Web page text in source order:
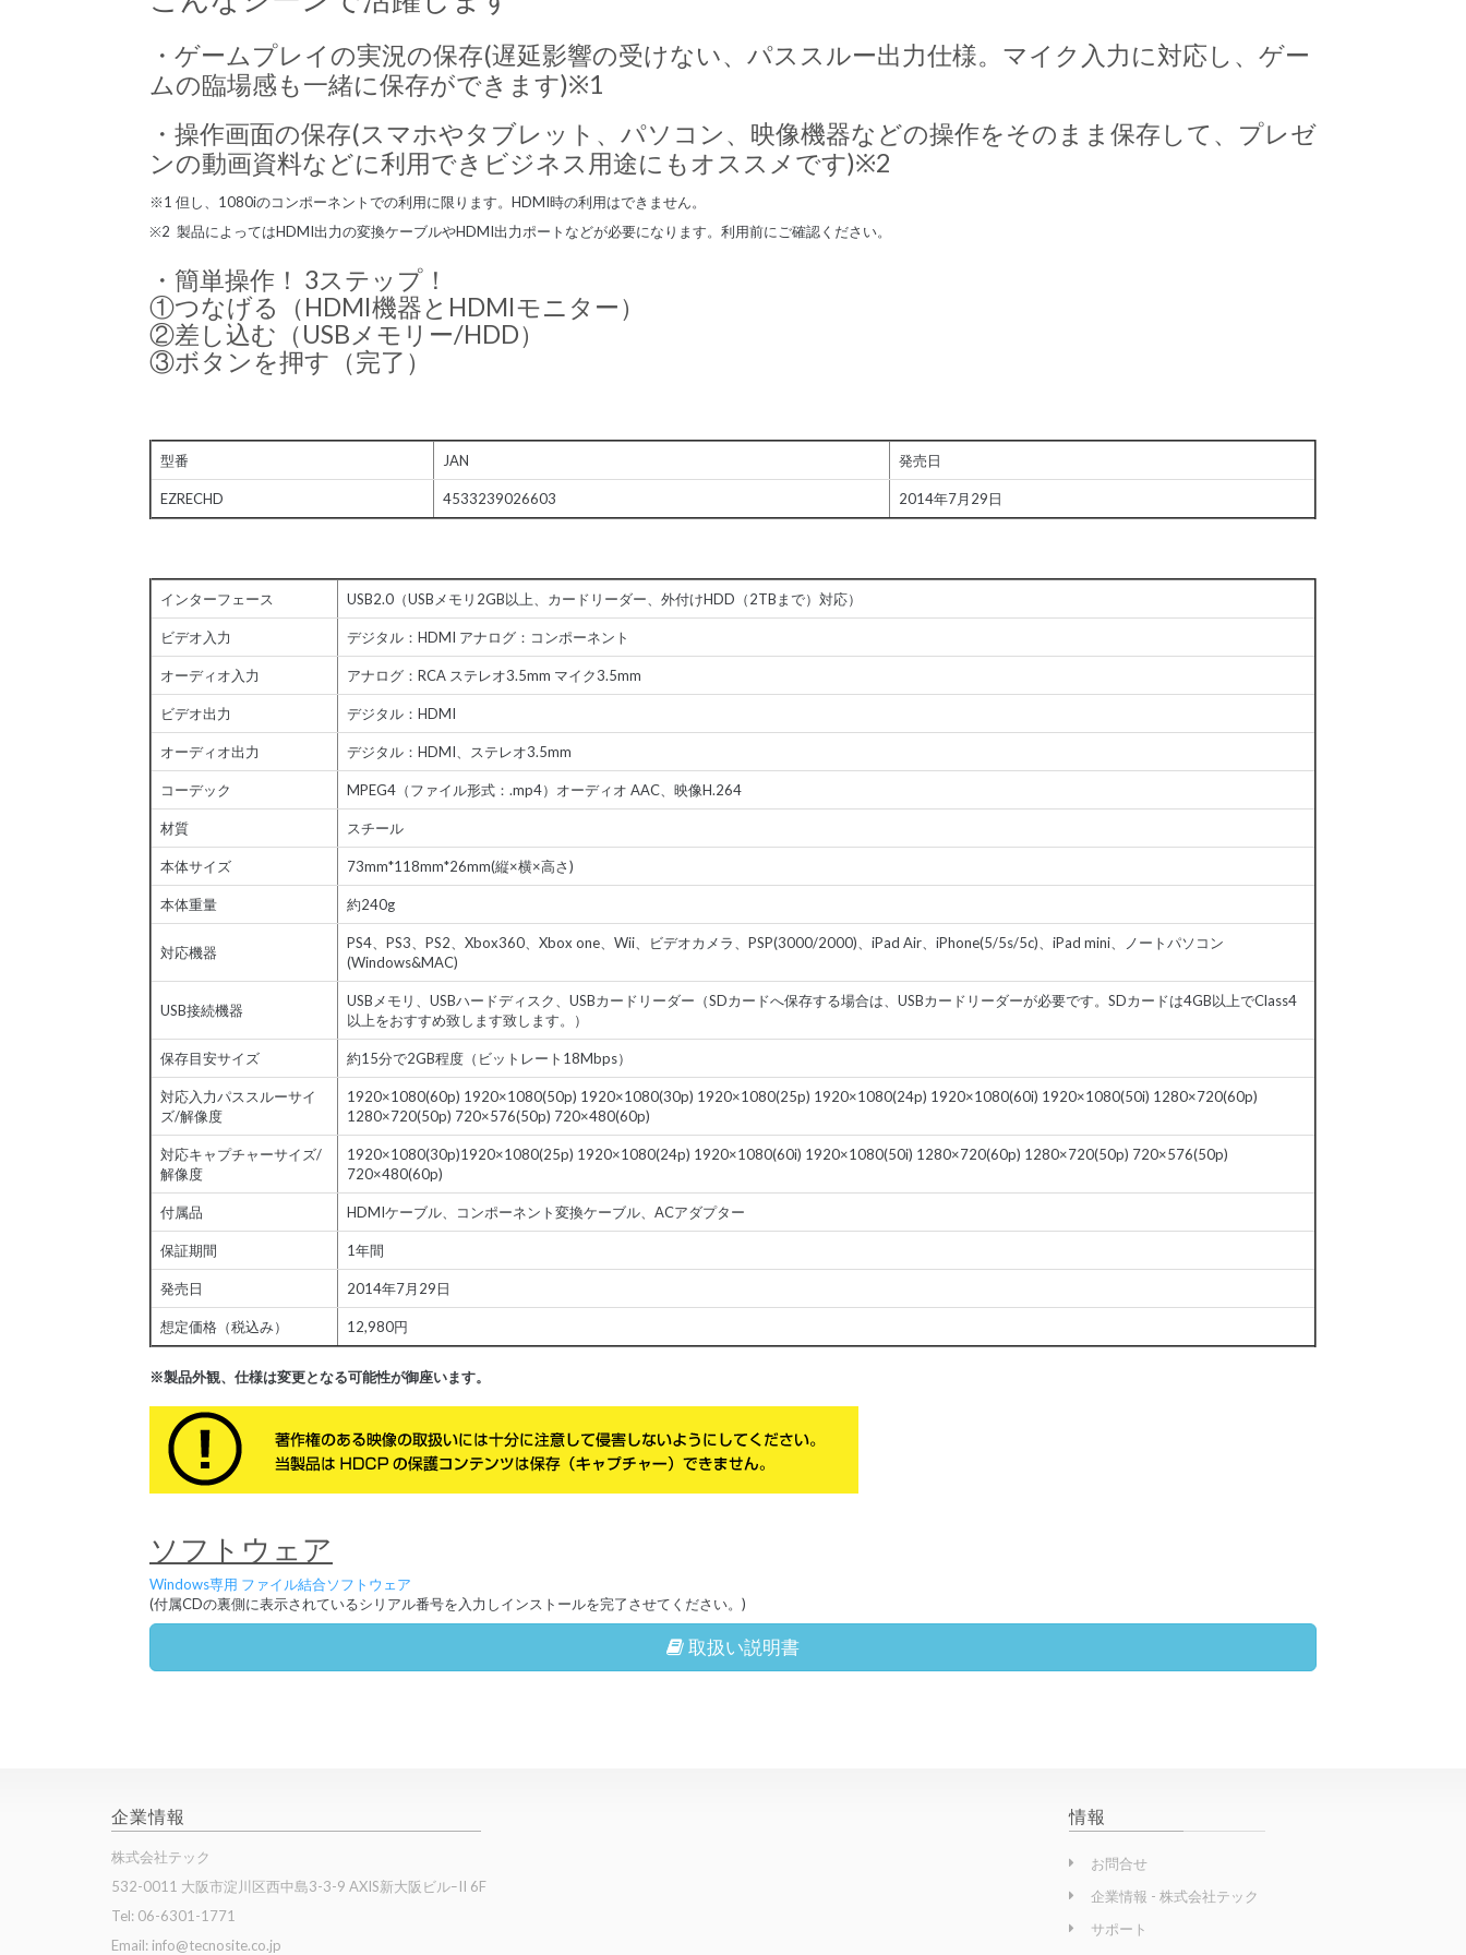
・ゲームプレイの実況の保存(遅延影響の受けない、パススルー出力仕様。マイク入力に対応し、ゲー
ムの臨場感も一緒に保存ができます)※1
・操作画面の保存(スマホやタブレット、パソコン、映像機器などの操作をそのまま保存して、プレゼ
ンの動画資料などに利用できビジネス用途にもオススメです)※2
※1 但し、1080iのコンポーネントでの利用に限ります。HDMI時の利用はできません。
※2 製品によってはHDMI出力の変換ケーブルやHDMI出力ポートなどが必要になります。利用前にご確認ください。
・簡単操作！ 3ステップ！
①つなげる（HDMI機器とHDMIモニター）
②差し込む（USBメモリー/HDD）
③ボタンを押す（完了）
型番 JAN 発売日
EZRECHD 4533239026603 2014年7月29日
インターフェース USB2.0（USBメモリ2GB以上、カードリーダー、外付けHDD（2TBまで）対応）
ビデオ入力 デジタル：HDMI アナログ：コンポーネント
オーディオ入力 アナログ：RCA ステレオ3.5mm マイク3.5mm
ビデオ出力 デジタル：HDMI
オーディオ出力 デジタル：HDMI、ステレオ3.5mm
コーデック MPEG4（ファイル形式：.mp4）オーディオ AAC、映像H.264
材質 スチール
本体サイズ 73mm*118mm*26mm(縦×横×高さ)
本体重量 約240g
対応機器
PS4、PS3、PS2、Xbox360、Xbox one、Wii、ビデオカメラ、PSP(3000/2000)、iPad Air、iPhone(5/5s/5c)、iPad mini、ノートパソコン
(Windows&MAC)
USB接続機器
USBメモリ、USBハードディスク、USBカードリーダー（SDカードへ保存する場合は、USBカードリーダーが必要です。SDカードは4GB以上でClass4
以上をおすすめ致します致します。）
保存目安サイズ 約15分で2GB程度（ビットレート18Mbps）
対応入力パススルーサイ
ズ/解像度
1920×1080(60p) 1920×1080(50p) 1920×1080(30p) 1920×1080(25p) 1920×1080(24p) 1920×1080(60i) 1920×1080(50i) 1280×720(60p)
1280×720(50p) 720×576(50p) 720×480(60p)
対応キャプチャーサイズ/
解像度
1920×1080(30p)1920×1080(25p) 1920×1080(24p) 1920×1080(60i) 1920×1080(50i) 1280×720(60p) 1280×720(50p) 720×576(50p)
720×480(60p)
付属品 HDMIケーブル、コンポーネント変換ケーブル、ACアダプター
保証期間 1年間
発売日 2014年7月29日
想定価格 （税込み） 12,980円
※製品外観、仕様は変更となる可能性が御座います。
ソフトウェア
Windows専用 ファイル結合ソフトウェア
(付属CDの裏側に表示されているシリアル番号を入力しインストールを完了させてください。)
取扱い説明書
企業情報
株式会社テック
532-0011 大阪市淀川区西中島3-3-9 AXIS新大阪ビルｰII 6F
Tel: 06-6301-1771
Email: info@tecnosite.co.jp
情報
お問合せ
企業情報 - 株式会社テック
サポート